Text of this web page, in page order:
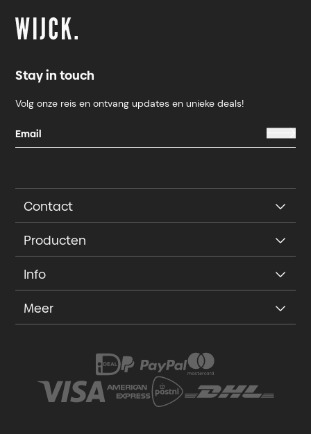
Stay in touch
Volg onze reis en ontvang updates en unieke deals!
Contact
Producten
Info
Meer